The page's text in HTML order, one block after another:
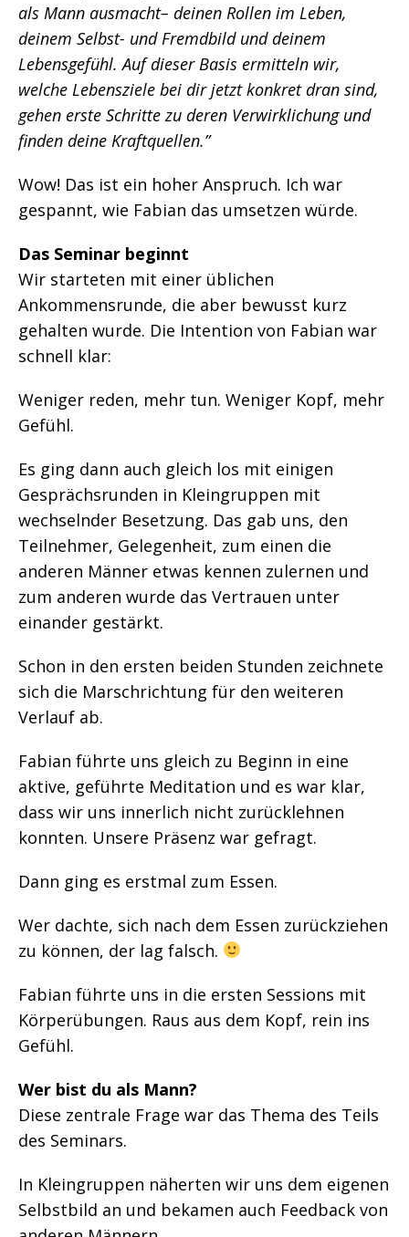
als Mann ausmacht– deinen Rollen im Leben,
deinem Selbst- und Fremdbild und deinem
Lebensgefühl. Auf dieser Basis ermitteln wir,
welche Lebensziele bei dir jetzt konkret dran sind,
gehen erste Schritte zu deren Verwirklichung und
finden deine Kraftquellen.”
Wow! Das ist ein hoher Anspruch. Ich war
gespannt, wie Fabian das umsetzen würde.
Das Seminar beginnt
Wir starteten mit einer üblichen
Ankommensrunde, die aber bewusst kurz
gehalten wurde. Die Intention von Fabian war
schnell klar:
Weniger reden, mehr tun. Weniger Kopf, mehr
Gefühl.
Es ging dann auch gleich los mit einigen
Gesprächsrunden in Kleingruppen mit
wechselnder Besetzung. Das gab uns, den
Teilnehmer, Gelegenheit, zum einen die
anderen Männer etwas kennen zulernen und
zum anderen wurde das Vertrauen unter
einander gestärkt.
Schon in den ersten beiden Stunden zeichnete
sich die Marschrichtung für den weiteren
Verlauf ab.
Fabian führte uns gleich zu Beginn in eine
aktive, geführte Meditation und es war klar,
dass wir uns innerlich nicht zurücklehnen
konnten. Unsere Präsenz war gefragt.
Dann ging es erstmal zum Essen.
Wer dachte, sich nach dem Essen zurückziehen
zu können, der lag falsch.
Fabian führte uns in die ersten Sessions mit
Körperübungen. Raus aus dem Kopf, rein ins
Gefühl.
Wer bist du als Mann?
Diese zentrale Frage war das Thema des Teils
des Seminars.
In Kleingruppen näherten wir uns dem eigenen
Selbstbild an und bekamen auch Feedback von